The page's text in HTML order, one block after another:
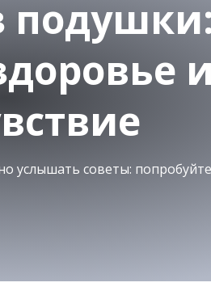
и
услышать советы: